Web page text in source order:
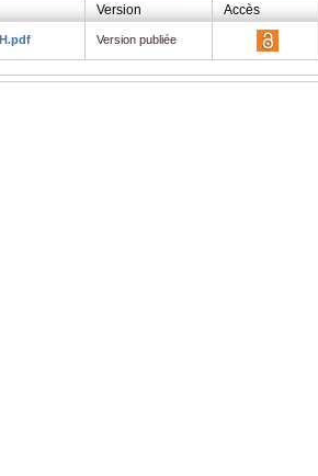
Version Accès
Version publiée